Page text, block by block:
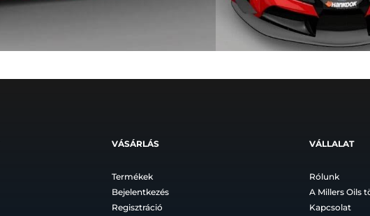
VÁSÁRLÁS VÁLLALAT
Termékek
Bejelentkezés
Regisztráció
Rólunk
A Millers Oils
Kapcsolat